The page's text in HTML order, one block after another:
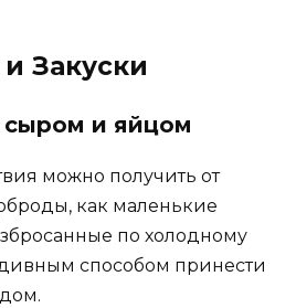
Закуски
и яйцом
можно получить от
как маленькие
по холодному
способом принести